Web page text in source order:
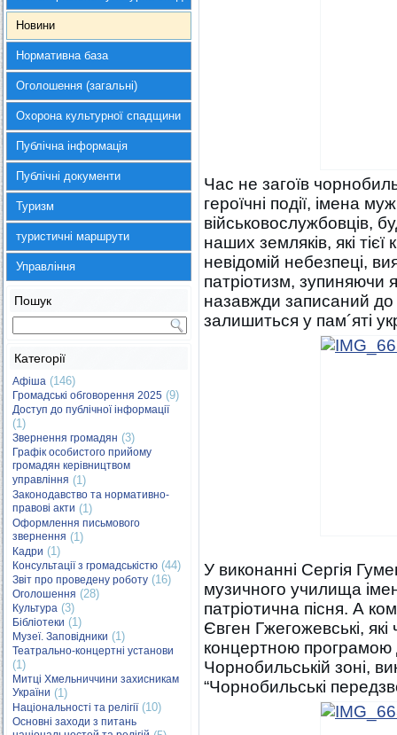
Новини
Нормативна база
Оголошення (загальні)
Охорона культурної спадщини
Публічна інформація
Публічні документи
Туризм
туристичні маршрути
Управління
Пошук
Категорії
Афіша (146)
Громадські обговорення 2025 (9)
Доступ до публічної інформації
(1)
Звернення громадян (3)
Графік особистого прийому
громадян керівництвом
управління (1)
Законодавство та нормативно-
правові акти (1)
Оформлення письмового
звернення (1)
Кадри (1)
Консультації з громадськістю (44)
Звіт про проведену роботу (16)
Оголошення (28)
Культура (3)
Бібліотеки (1)
Музеї. Заповідники (1)
Театрально-концертні установи
(1)
Митці Хмельниччини захисникам
України (1)
Національності та релігії(10)
Основні заходи з питань
Час не загоїв
героїчні події, імена
військовослужбовців,
наших земляків, які тієї
невідомій небезпеці,
патріотизм, зупиняючи
назавжди записаний до
залишиться у пам´яті
У виконанні Сергія
музичного училища
патріотична пісня. А
Євген Гжегожевські, які
концертною програмою
Чорнобильській зоні,
“Чорнобильські